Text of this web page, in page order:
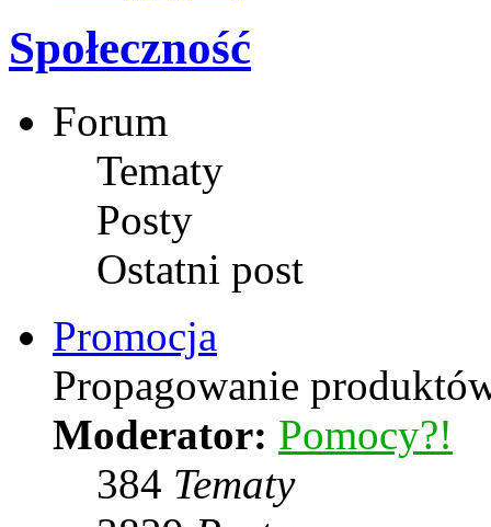
Społeczność
Forum
Tematy
Posty
Ostatni post
Promocja
Propagowanie
Moderator: Pomocy?!
384 Tematy